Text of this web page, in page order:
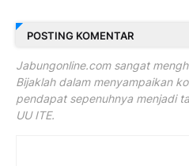
POSTING KOMENTAR
Jabungonline.com sangat
Bijaklah dalam menyampaikan
pendapat sepenuhnya menjadi
UU ITE.